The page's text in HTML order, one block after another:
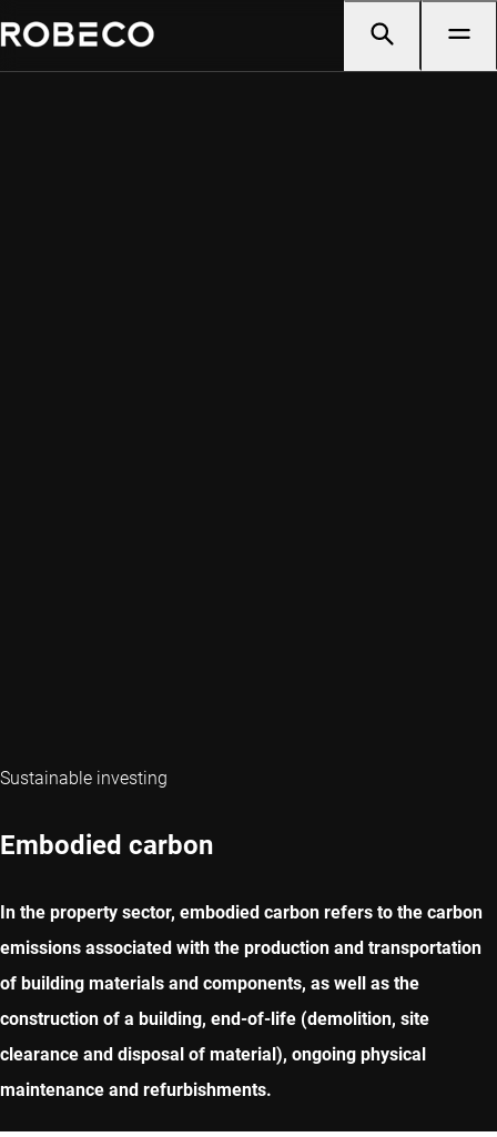
Sustainable investing
Embodied carbon
In the property sector, embodied carbon refers to the carbon
emissions associated with the production and transportation
of building materials and components, as well as the
construction of a building, end-of-life (demolition, site
clearance and disposal of material), ongoing physical
maintenance and refurbishments.